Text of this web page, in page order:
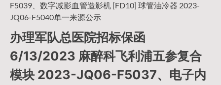
F5039、数字减影血管造影机 [FD10] 球管油冷器 2023-
JQ06-F5040单一来源公示
办理军队总医院招标保函
6/13/2023 麻醉科飞利浦五参复合
模块 2023-JQ06-F5037、电子内